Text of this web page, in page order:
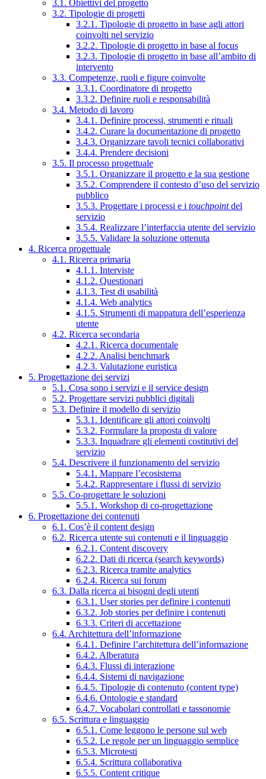
3.1. Obiettivi del progetto
3.2. Tipologie di progetti
3.2.1. Tipologie di progetto in base agli attori
coinvolti nel servizio
3.2.2. Tipologie di progetto in base al focus
3.2.3. Tipologie di progetto in base all’ambito di
intervento
3.3. Competenze, ruoli e figure coinvolte
3.3.1. Coordinatore di progetto
3.3.2. Definire ruoli e responsabilità
3.4. Metodo di lavoro
3.4.1. Definire processi, strumenti e rituali
3.4.2. Curare la documentazione di progetto
3.4.3. Organizzare tavoli tecnici collaborativi
3.4.4. Prendere decisioni
3.5. Il processo progettuale
3.5.1. Organizzare il progetto e la sua gestione
3.5.2. Comprendere il contesto d’uso del servizio
pubblico
3.5.3. Progettare i processi e i touchpointdel
servizio
3.5.4. Realizzare l’interfaccia utente del servizio
3.5.5. Validare la soluzione ottenuta
4. Ricerca progettuale
4.1. Ricerca primaria
4.1.1. Interviste
4.1.2. Questionari
4.1.3. Test di usabilità
4.1.4. Web analytics
4.1.5. Strumenti di mappatura dell’esperienza
utente
4.2. Ricerca secondaria
4.2.1. Ricerca documentale
4.2.2. Analisi benchmark
4.2.3. Valutazione euristica
5. Progettazione dei servizi
5.1. Cosa sono i servizi e il service design
5.2. Progettare servizi pubblici digitali
5.3. Definire il modello di servizio
5.3.1. Identificare gli attori coinvolti
5.3.2. Formulare la proposta di valore
5.3.3. Inquadrare gli elementi costitutivi del
servizio
5.4. Descrivere il funzionamento del servizio
5.4.1. Mappare l’ecosistema
5.4.2. Rappresentare i flussi di servizio
5.5. Co-progettare le soluzioni
5.5.1. Workshop di co-progettazione
6. Progettazione dei contenuti
6.1. Cos’è il content design
6.2. Ricerca utente sui contenuti e il linguaggio
6.2.1. Content discovery
6.2.2. Dati di ricerca (search keywords)
6.2.3. Ricerca tramite analytics
6.2.4. Ricerca sui forum
6.3. Dalla ricerca ai bisogni degli utenti
6.3.1. User stories per definire i contenuti
6.3.2. Job stories per definire i contenuti
6.3.3. Criteri di accettazione
6.4. Architettura dell’informazione
6.4.1. Definire l’architettura dell’informazione
6.4.2. Alberatura
6.4.3. Flussi di interazione
6.4.4. Sistemi di navigazione
6.4.5. Tipologie di contenuto (content type)
6.4.6. Ontologie e standard
6.4.7. Vocabolari controllati e tassonomie
6.5. Scrittura e linguaggio
6.5.1. Come leggono le persone sul web
6.5.2. Le regole per un linguaggio semplice
6.5.3. Microtesti
6.5.4. Scrittura collaborativa
6.5.5. Content critique